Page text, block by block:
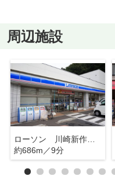
周辺施設
ローソン 川崎新作１丁目店
約686m／9分